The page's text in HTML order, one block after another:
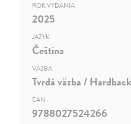
ROK VYDANIA
2025
JAZYK
Čeština
VÄZBA
Tvrdá väzba / Hardback
EAN
9788027524266